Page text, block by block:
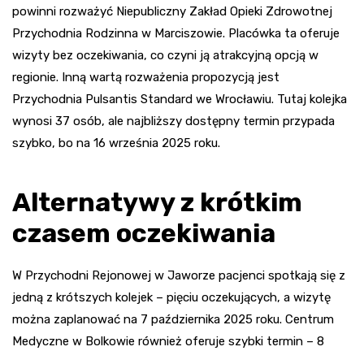
powinni rozważyć Niepubliczny Zakład Opieki Zdrowotnej
Przychodnia Rodzinna w Marciszowie. Placówka ta oferuje
wizyty bez oczekiwania, co czyni ją atrakcyjną opcją w
regionie. Inną wartą rozważenia propozycją jest
Przychodnia Pulsantis Standard we Wrocławiu. Tutaj kolejka
wynosi 37 osób, ale najbliższy dostępny termin przypada
szybko, bo na 16 września 2025 roku.
Alternatywy z krótkim
czasem oczekiwania
W Przychodni Rejonowej w Jaworze pacjenci spotkają się z
jedną z krótszych kolejek – pięciu oczekujących, a wizytę
można zaplanować na 7 października 2025 roku. Centrum
Medyczne w Bolkowie również oferuje szybki termin – 8